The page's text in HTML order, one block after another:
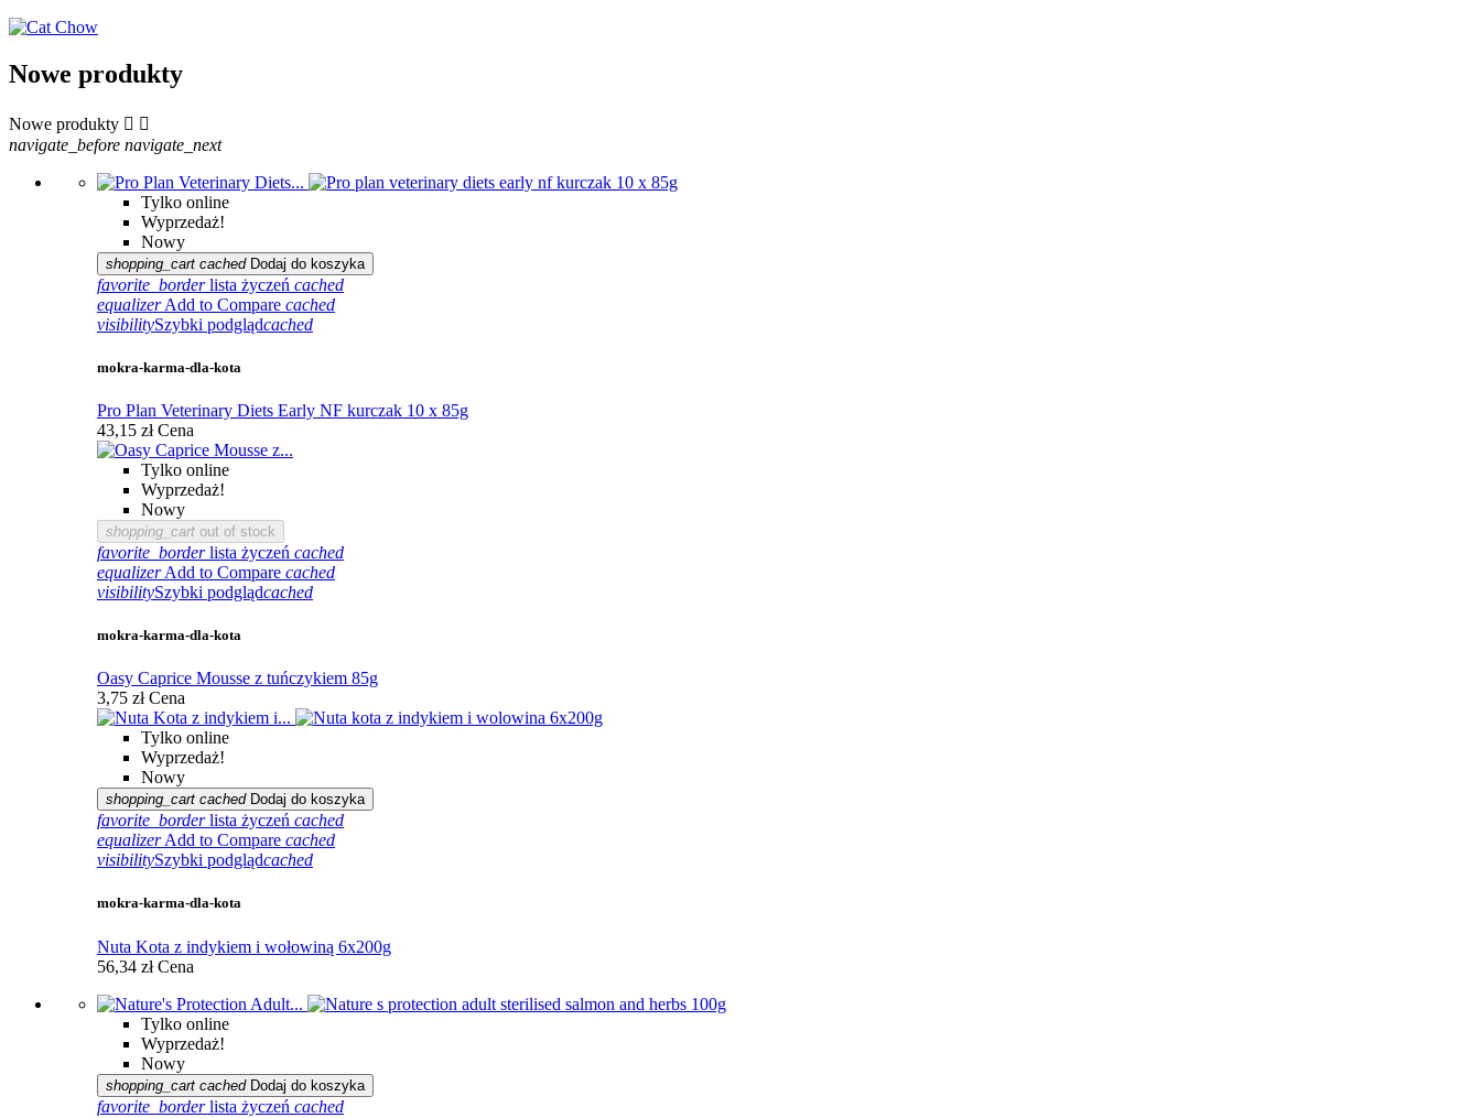
Nowe produkty
Nowe produkty  
navigate_before navigate_next
Tylko online
Wyprzedaż!
Nowy
shopping_cart cached Dodaj do koszyka
favorite_border lista życzeń cached
equalizer Add to Compare cached
visibilitySzybki podglądcached
mokra-karma-dla-kota
Pro Plan Veterinary Diets Early NF kurczak 10 x 85g
43,15 zł Cena
Tylko online
Wyprzedaż!
Nowy
shopping_cart out of stock
favorite_border lista życzeń cached
equalizer Add to Compare cached
visibilitySzybki podglądcached
mokra-karma-dla-kota
Oasy Caprice Mousse z tuńczykiem 85g
3,75 zł Cena
Tylko online
Wyprzedaż!
Nowy
shopping_cart cached Dodaj do koszyka
favorite_border lista życzeń cached
equalizer Add to Compare cached
visibilitySzybki podglądcached
mokra-karma-dla-kota
Nuta Kota z indykiem i wołowiną 6x200g
56,34 zł Cena
Tylko online
Wyprzedaż!
Nowy
shopping_cart cached Dodaj do koszyka
favorite_border lista życzeń cached